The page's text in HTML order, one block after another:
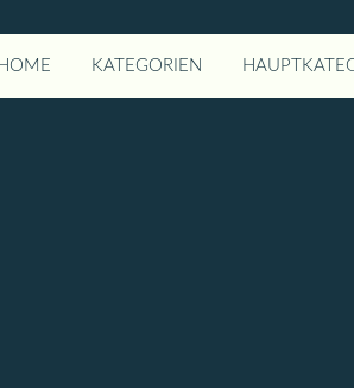
HOME KATEGORIEN